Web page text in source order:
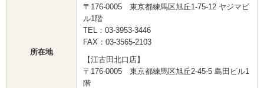
所在地
〒176-0005 東京都練馬区旭丘1-75-12 ヤジマビ
ル1階
TEL：03-3953-3446
FAX：03-3565-2103
【江古田北口店】
〒176-0005 東京都練馬区旭丘2-45-5 島田ビル1
階